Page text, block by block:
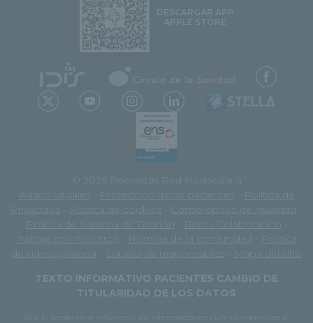
DESCARGAR APP
APPLE STORE
© 2026 Recoletas Red Hospitalaria
Avisos Legales
Protección datos pacientes
Política de
Privacidad
Política de cookies Compromiso de igualdad
Política de Sistema de Gestión
Retos-Colaboración
Trabaja con nosotros
Normas de la comunidad
Política
de videovigilancia
Listado de responsables
Mapa del sitio
TEXTO INFORMATIVO PACIENTES CAMBIO DE
TITULARIDAD DE LOS DATOS
Por la presente se informa a los interesados en cumplimiento de lo